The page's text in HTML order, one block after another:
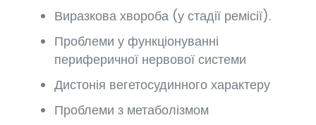
Виразкова хвороба (у стадії ремісії).
Проблеми у функціонуванні
периферичної нервової системи
Дистонія вегетосудинного характеру
Проблеми з метаболізмом